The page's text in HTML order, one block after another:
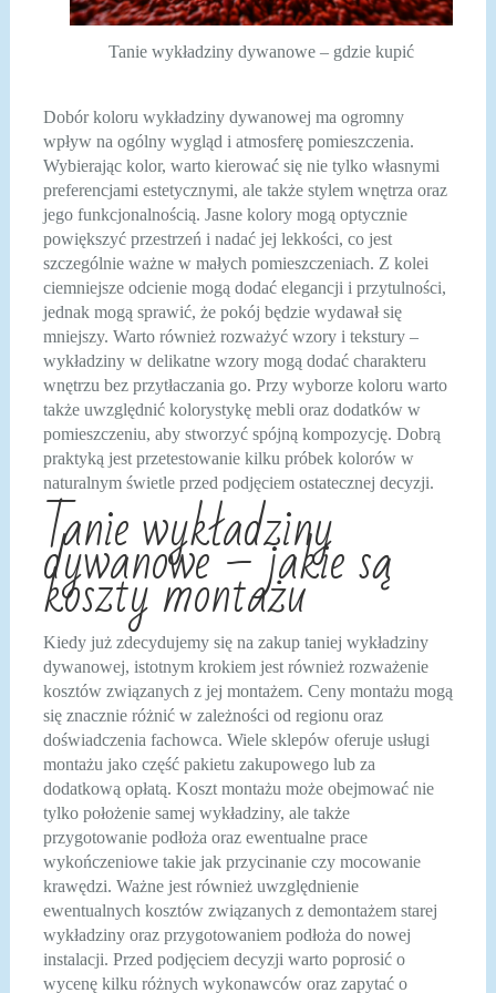
Tanie wykładziny dywanowe – gdzie kupić
Dobór koloru wykładziny dywanowej ma ogromny
wpływ na ogólny wygląd i atmosferę pomieszczenia.
Wybierając kolor, warto kierować się nie tylko własnymi
preferencjami estetycznymi, ale także stylem wnętrza oraz
jego funkcjonalnością. Jasne kolory mogą optycznie
powiększyć przestrzeń i nadać jej lekkości, co jest
szczególnie ważne w małych pomieszczeniach. Z kolei
ciemniejsze odcienie mogą dodać elegancji i przytulności,
jednak mogą sprawić, że pokój będzie wydawał się
mniejszy. Warto również rozważyć wzory i tekstury –
wykładziny w delikatne wzory mogą dodać charakteru
wnętrzu bez przytłaczania go. Przy wyborze koloru warto
także uwzględnić kolorystykę mebli oraz dodatków w
pomieszczeniu, aby stworzyć spójną kompozycję. Dobrą
praktyką jest przetestowanie kilku próbek kolorów w
naturalnym świetle przed podjęciem ostatecznej decyzji.
Tanie wykładziny
dywanowe – jakie są
koszty montażu
Kiedy już zdecydujemy się na zakup taniej wykładziny
dywanowej, istotnym krokiem jest również rozważenie
kosztów związanych z jej montażem. Ceny montażu mogą
się znacznie różnić w zależności od regionu oraz
doświadczenia fachowca. Wiele sklepów oferuje usługi
montażu jako część pakietu zakupowego lub za
dodatkową opłatą. Koszt montażu może obejmować nie
tylko położenie samej wykładziny, ale także
przygotowanie podłoża oraz ewentualne prace
wykończeniowe takie jak przycinanie czy mocowanie
krawędzi. Ważne jest również uwzględnienie
ewentualnych kosztów związanych z demontażem starej
wykładziny oraz przygotowaniem podłoża do nowej
instalacji. Przed podjęciem decyzji warto poprosić o
wycenę kilku różnych wykonawców oraz zapytać o